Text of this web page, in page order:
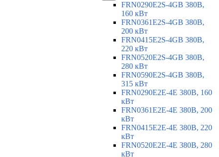
FRN0290E2S-4GB 380В,
160 кВт
FRN0361E2S-4GB 380В,
200 кВт
FRN0415E2S-4GB 380В,
220 кВт
FRN0520E2S-4GB 380В,
280 кВт
FRN0590E2S-4GB 380В,
315 кВт
FRN0290E2E-4E 380В, 160
кВт
FRN0361E2E-4E 380В, 200
кВт
FRN0415E2E-4E 380В, 220
кВт
FRN0520E2E-4E 380В, 280
кВт